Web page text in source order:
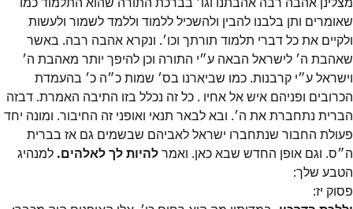
שאומרים ותן בלבנו להבין ולהשכיל ללמוד וללמד לשמור ולעשות
ולקיים את כל דברי תלמוד תורתך וכו׳. ונקרא אהבה רבה. באשר
שאהבת ה׳ לישראל הבאה ע״י התורה וכן להיפך יותר מאהבת ה׳
וישראל ע״י קרבנות. כמו שביארנו בס׳ שמות כ״ה כ׳ בהעמדת
הכרובים ופניהם איש אל אחיו . כל זה נכלל בזו התיבה האמרת. דבזה
הברית נתחברת את ה׳. ובא לבאר תנאי ואופני זה החיבור. ומונה יחד
פעולת החבור שנתחברו ישראל לאביהם שבשמים גם אז בברית
ה״ס. וגם אופן החדש שבא כאן. ואמרלהיות לך לאלהים. למנהיג
הטבע שלך:
פסוק יז: